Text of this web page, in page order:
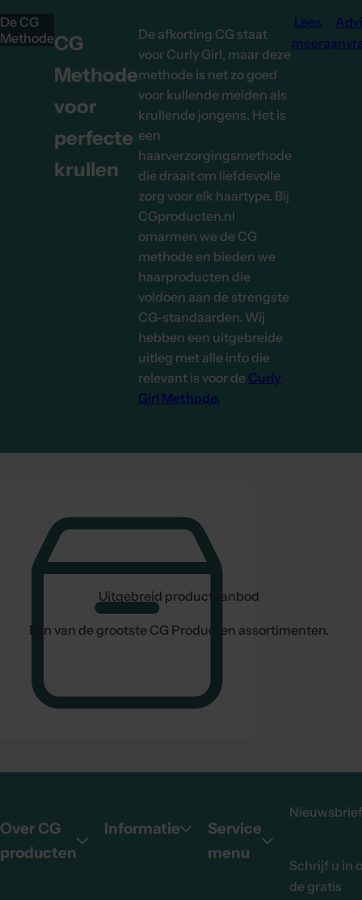
De CG
MethodeCG
Methode
voor
perfecte
krullen
De afkorting CG staat
voor Curly Girl, maar deze
methode is net zo goed
voor kullende meiden als
krullende jongens. Het is
een
haarverzorgingsmethode
die draait om liefdevolle
zorg voor elk haartype. Bij
CGproducten.nl
omarmen we de CG
methode en bieden we
haarproducten die
voldoen aan de strengste
CG-standaarden. Wij
hebben een uitgebreide
uitleg met alle info die
relevant is voor de Curly
Girl Methode.
Lees
meer
Uitgebreid productaanbod
Een van de grootste CG Producten assortimenten.
Over CG
producten
Informatie
Service
menu
Nieuwsbrief
Schrijf u in
de gratis